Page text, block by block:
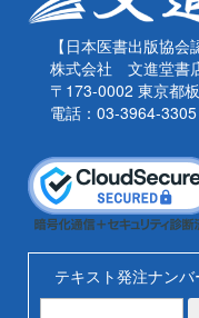
【日本医書出版協
株式会社 文進堂書
〒173-0002 東京都
電話：03-3964-3305
テキスト発注ナンバ